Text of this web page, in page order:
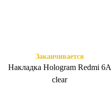
Заканчивается
Накладка Hologram Redmi 6A
clear